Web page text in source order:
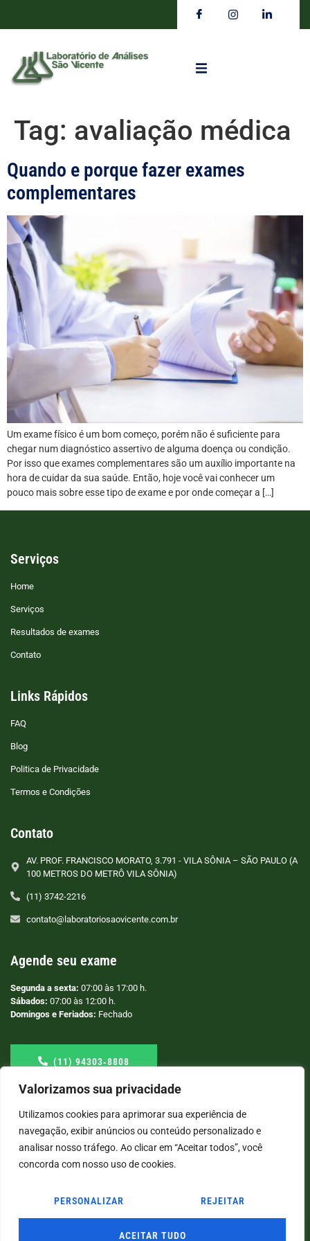
Valorizamos sua privacidade
Utilizamos cookies para aprimorar sua experiência de
navegação, exibir anúncios ou conteúdo personalizado e
analisar nosso tráfego. Ao clicar em “Aceitar todos”, você
concorda com nosso uso de cookies.
PERSONALIZAR REJEITAR
ACEITAR TUDO
Tag: avaliação médica
Quando e porque fazer exames
complementares
Um exame físico é um bom começo, porém não é suficiente para
chegar num diagnóstico assertivo de alguma doença ou condição.
Por isso que exames complementares são um auxílio importante na
hora de cuidar da sua saúde. Então, hoje você vai conhecer um
pouco mais sobre esse tipo de exame e por onde começar a […]
Serviços
Home
Serviços
Resultados de exames
Contato
Links Rápidos
FAQ
Blog
Politica de Privacidade
Termos e Condições
Contato
AV. PROF. FRANCISCO MORATO, 3.791 - VILA SÔNIA – SÃO PAULO (A
100 METROS DO METRÔ VILA SÔNIA)
(11) 3742-2216
contato@laboratoriosaovicente.com.br
Agende seu exame
Segunda a sexta: 07:00 às 17:00 h.
Sábados: 07:00 às 12:00 h.
Domingos e Feriados: Fechado
(11) 94303‑8808
© COPYRIGHT2026→ LABORATÓRIO SÃO VICENTE → POR: CONEKI - SOLUÇÕES DIGITAIS |